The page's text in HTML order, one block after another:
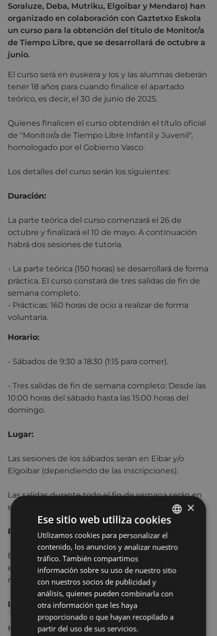
Soraluze, Deba, Mutriku, Elgoibar y Mendaro) han
organizado en colaboración con Gaztetxo Eskola
un curso para la obtención del título de Monitor/a
de Tiempo Libre, que se desarrollará de octubre a
junio.
El curso será en euskera y los y las alumnas deberán
tener 18 años para cuando finalice el apartado
teórico, es decir, el 30 de junio de 2025.
Quienes finalicen el curso obtendrán el título oficial
de "Monitor/a de Tiempo Libre Infantil y Juvenil",
homologado por el Gobierno Vasco.
Los detalles del curso serán los siguientes:
Duración:
La parte teórica del curso comenzará el 26 de
octubre y finalizará el 10 de mayo. A continuación
habrá dos sesiones de tutoría.
- La parte teórica (150 horas) se desarrollará de forma
práctica. El curso constará de tres salidas de fin de
semana completo.
- Prácticas: 160 horas de ocio a realizar de forma
voluntaria.
Horario:
- Sábados de 9:30 a 18:30 (1:15 para comer).
- Tres salidas de fin de semana completo: Desde las
10:00 horas del sábado hasta las 15:00 horas del
domingo.
Lugar:
Las sesiones de los sábados serán en Eibar y/o
Elgoibar (dependiendo de las inscripciones).
Las salidas durante todo el fin de semana serán en
el albergue La Arboleda.
Precio:
El precio del curso es de 294,5 euros pero los y las
empadronadas en Debabarrena pagarán sólo la
mitad de la matrícula, 147,25 €.
Inscripción : https://labur.eus/debabarrenabegirale
Más información: 943 708426
BASQUE
SPANISH
×
Ese sitio web utiliza cookies
Utilizamos cookies para personalizar el
contenido, los anuncios y analizar nuestro
tráfico. También compartimos
información sobre su uso de nuestro sitio
con nuestros socios de publicidad y
análisis, quienes pueden combinarla con
otra información que les haya
proporcionado o que hayan recopilado a
partir del uso de sus servicios.